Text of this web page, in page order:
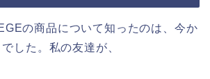
の商品について知ったのは、今か
した。私の友達が、